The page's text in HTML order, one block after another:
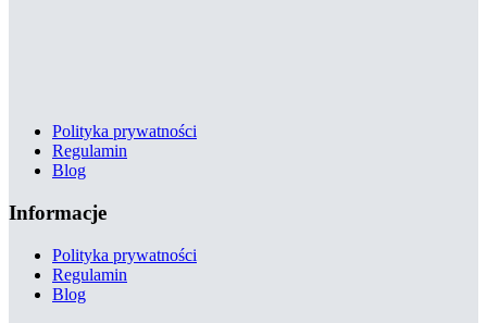
Polityka prywatności
Regulamin
Blog
Informacje
Polityka prywatności
Regulamin
Blog